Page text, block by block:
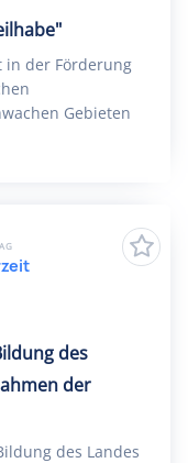
in der Förderung
Gebieten
des
der
des Landes